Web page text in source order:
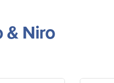
& Niro